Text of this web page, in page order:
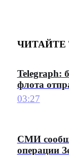
ЧИТАЙТЕ
Telegraph:
флота
03:27
СМИ
операции